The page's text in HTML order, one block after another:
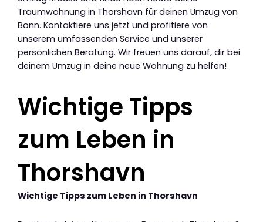
Traumwohnung in Thorshavn für deinen Umzug von
Bonn. Kontaktiere uns jetzt und profitiere von
unserem umfassenden Service und unserer
persönlichen Beratung. Wir freuen uns darauf, dir bei
deinem Umzug in deine neue Wohnung zu helfen!
Wichtige Tipps
zum Leben in
Thorshavn
Wichtige Tipps zum Leben in Thorshavn